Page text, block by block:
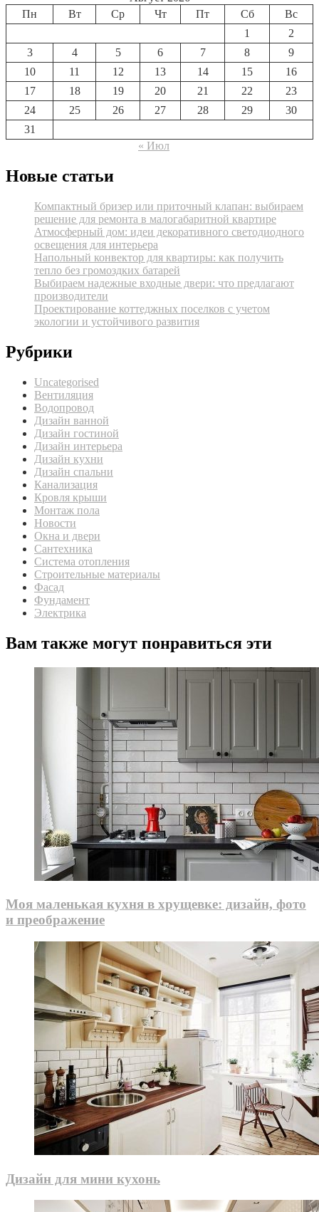
Пн
Вт Ср Чт Пт Сб
Вс
1
2
3
4 5 6 7 8
9
10
11 12 13 14 15
16
17
18 19 20 21 22
23
24
25 26 27 28 29
30
31
« Июл
Новые статьи
Компактный бризер или приточный клапан: выбираем
решение для ремонта в малогабаритной квартире
Атмосферный дом: идеи декоративного светодиодного
освещения для интерьера
Напольный конвектор для квартиры: как получить
тепло без громоздких батарей
Выбираем надежные входные двери: что предлагают
производители
Проектирование коттеджных поселков с учетом
экологии и устойчивого развития
Рубрики
Uncategorised
Вентиляция
Водопровод
Дизайн ванной
Дизайн гостиной
Дизайн интерьера
Дизайн кухни
Дизайн спальни
Канализация
Кровля крыши
Монтаж пола
Новости
Окна и двери
Сантехника
Система отопления
Строительные материалы
Фасад
Фундамент
Электрика
Вам также могут понравиться эти
Моя маленькая кухня в хрущевке: дизайн, фото
и преображение
Дизайн для мини кухонь